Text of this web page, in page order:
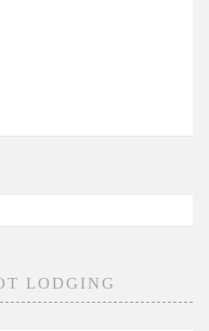
LODGING